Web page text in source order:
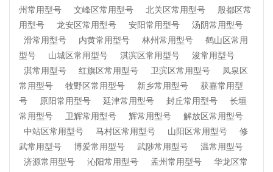
州常用型号
文峰区常用型号 北关区常用型号
殷都区常
用型号
龙安区常用型号 安阳常用型号
汤阴常用型号
滑常用型号
内黄常用型号 林州常用型号
鹤山区常用
型号
山城区常用型号 淇滨区常用型号
浚常用型号
淇常用型号
红旗区常用型号 卫滨区常用型号
凤泉区
常用型号
牧野区常用型号 新乡常用型号
获嘉常用型
号
原阳常用型号 延津常用型号 封丘常用型号
长垣
常用型号
卫辉常用型号 辉常用型号
解放区常用型号
中站区常用型号
马村区常用型号 山阳区常用型号
修
武常用型号
博爱常用型号 武陟常用型号
温常用型号
济源常用型号
沁阳常用型号 孟州常用型号
华龙区常